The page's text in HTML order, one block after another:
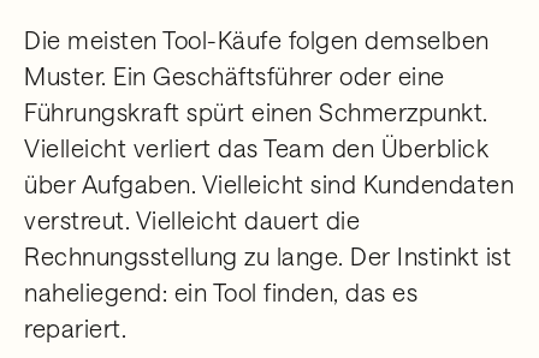
Die meisten Tool-Käufe folgen demselben
Muster. Ein Geschäftsführer oder eine
Führungskraft spürt einen Schmerzpunkt.
Vielleicht verliert das Team den Überblick
über Aufgaben. Vielleicht sind Kundendaten
verstreut. Vielleicht dauert die
Rechnungsstellung zu lange. Der Instinkt ist
naheliegend: ein Tool finden, das es
repariert.